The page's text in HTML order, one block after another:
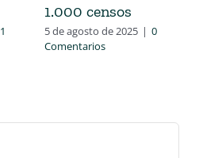
1
1.000 censos
5 de agosto de 2025 | 0
Comentarios